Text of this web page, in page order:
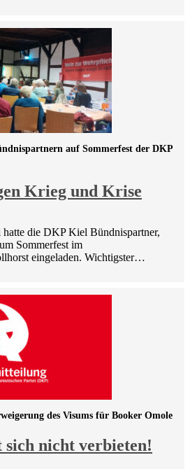
Krieg und Krise
auf Sommerfest der DKP
die DKP Kiel Bündnispartner,
Sommerfest im
eingeladen. Wichtigster…
sich nicht verbieten!
des Visums für Booker Omole